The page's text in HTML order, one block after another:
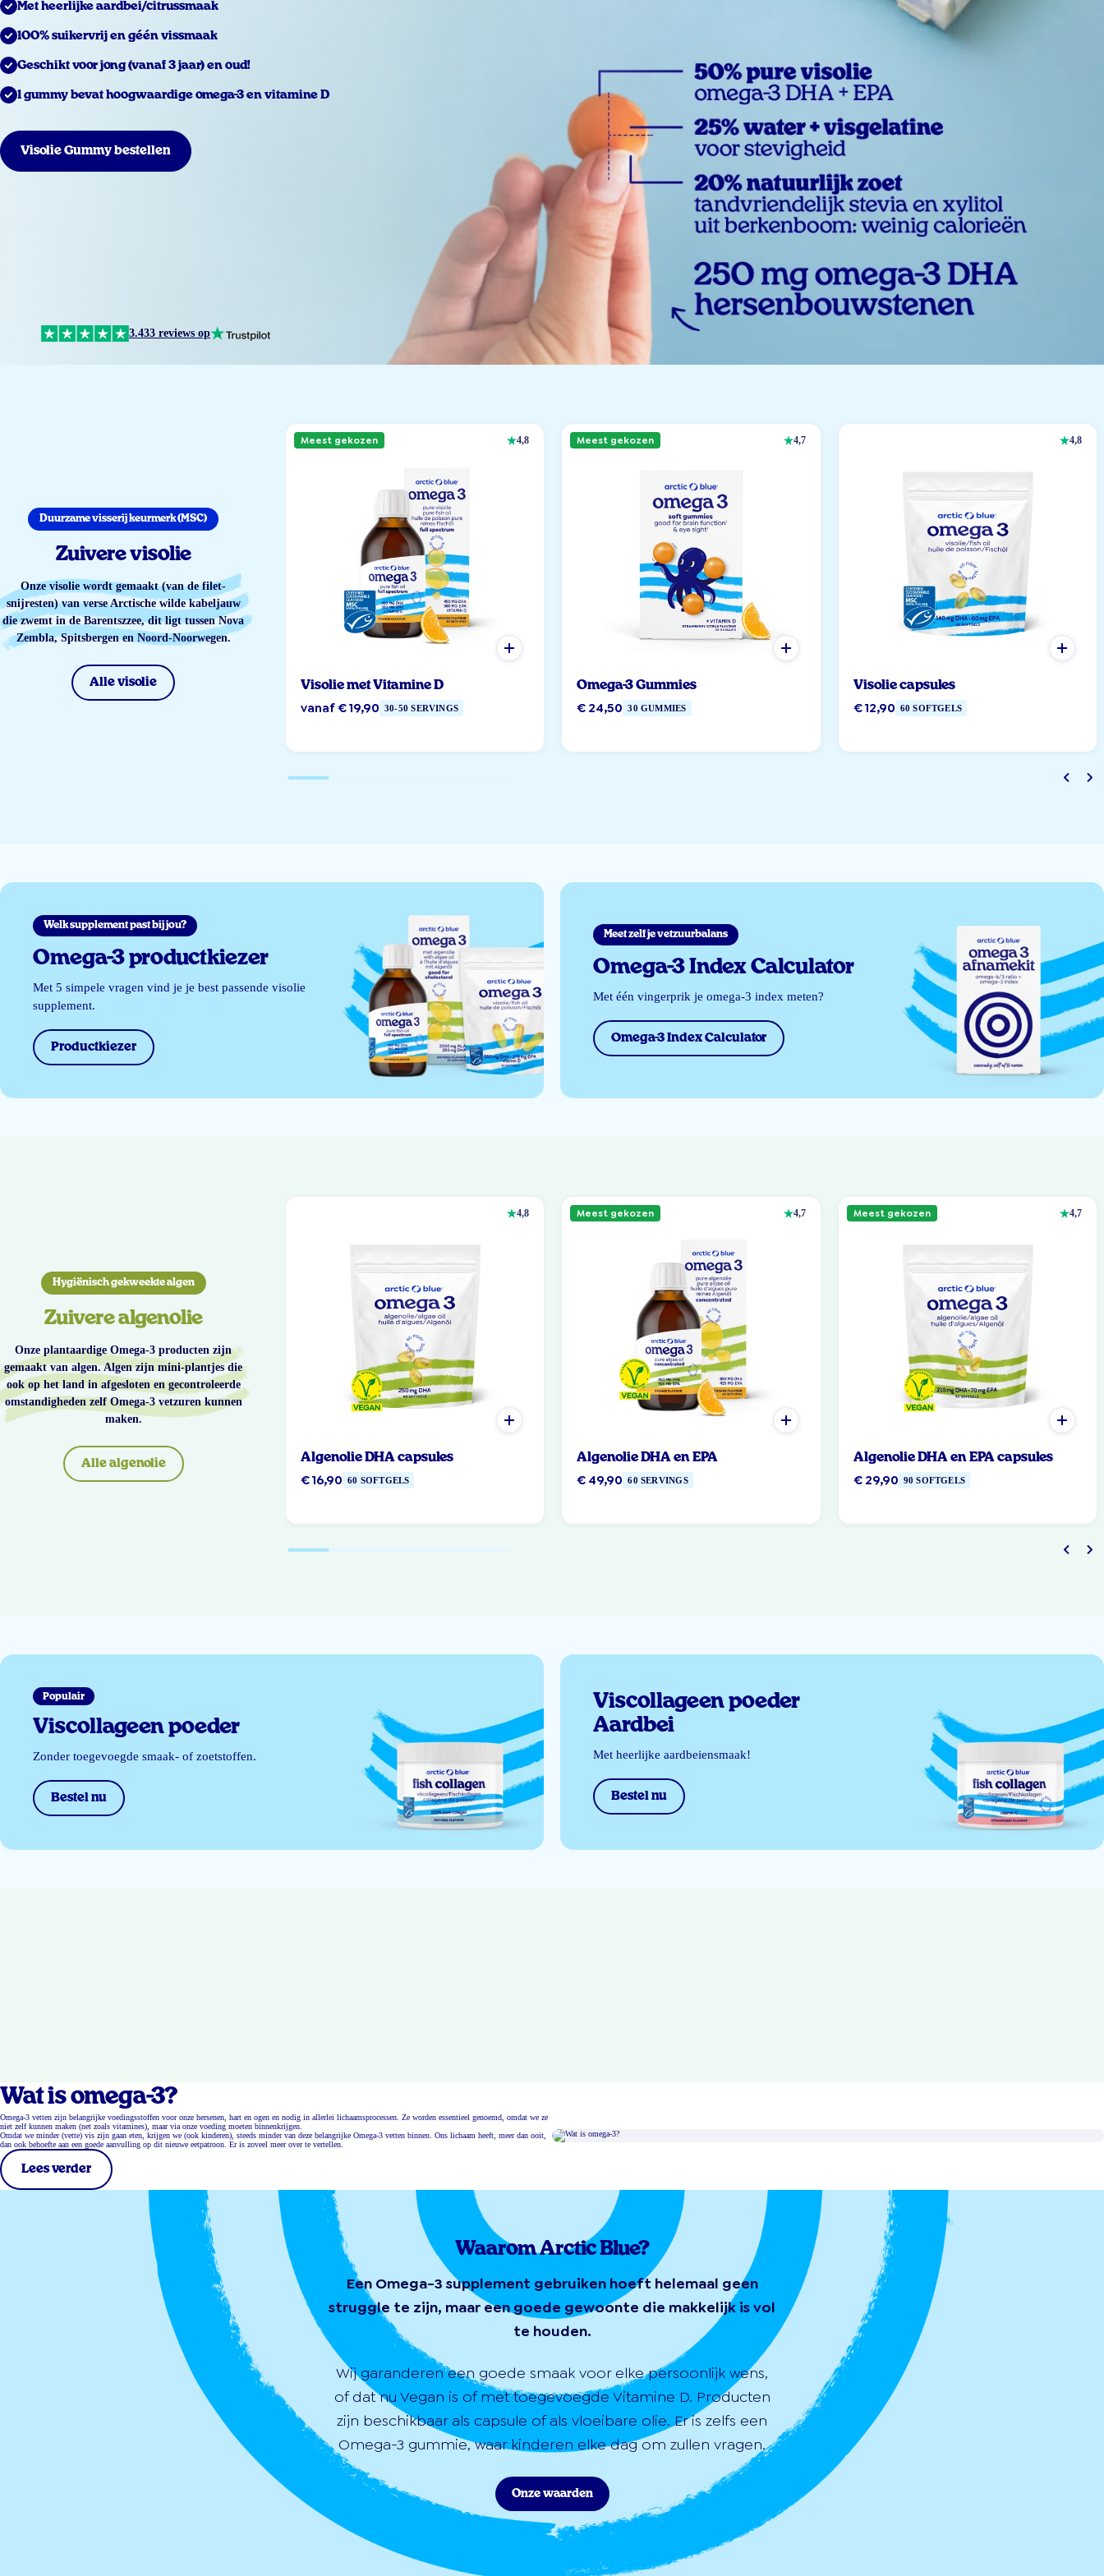
Met heerlijke aardbei/citrussmaak
100% suikervrij en géén vissmaak
Geschikt voor jong (vanaf 3 jaar) en oud!
1 gummy bevat hoogwaardige omega-3 en vitamine D
Visolie Gummy bestellen
3.433 reviews op
Duurzame visserij keurmerk (MSC)
Zuivere visolie
Onze visolie wordt gemaakt (van de filet-
snijresten) van verse Arctische wilde kabeljauw
die zwemt in de Barentszzee, dit ligt tussen Nova
Zembla, Spitsbergen en Noord-Noorwegen.
Alle visolie
Meest gekozen 4,8
Visolie met Vitamine D
vanaf € 19,90 30-50 SERVINGS
Meest gekozen 4,7
Omega-3 Gummies
€ 24,50 30 GUMMIES
4,8
Visolie capsules
€ 12,90 60 SOFTGELS
Welk supplement past bij jou?
Omega-3 productkiezer
Met 5 simpele vragen vind je je best passende visolie
supplement.
Productkiezer
Meet zelf je vetzuurbalans
Omega-3 Index Calculator
Met één vingerprik je omega-3 index meten?
Omega-3 Index Calculator
Hygiënisch gekweekte algen
Zuivere algenolie
Onze plantaardige Omega-3 producten zijn
gemaakt van algen. Algen zijn mini-plantjes die
ook op het land in afgesloten en gecontroleerde
omstandigheden zelf Omega-3 vetzuren kunnen
maken.
Alle algenolie
4,8
Algenolie DHA capsules
€ 16,90 60 SOFTGELS
Meest gekozen 4,7
Algenolie DHA en EPA
€ 49,90 60 SERVINGS
Meest gekozen 4,7
Algenolie DHA en EPA capsules
€ 29,90 90 SOFTGELS
Populair
Viscollageen poeder
Zonder toegevoegde smaak- of zoetstoffen.
Bestel nu
Viscollageen poeder
Aardbei
Met heerlijke aardbeiensmaak!
Bestel nu
Wat is omega-3?
Omega-3 vetten zijn belangrijke voedingsstoffen voor onze hersenen, hart en ogen en nodig in allerlei lichaamsprocessen. Ze worden essentieel genoemd, omdat we ze
niet zelf kunnen maken (net zoals vitamines), maar via onze voeding moeten binnenkrijgen.
Omdat we minder (vette) vis zijn gaan eten, krijgen we (ook kinderen), steeds minder van deze belangrijke Omega-3 vetten binnen. Ons lichaam heeft, meer dan ooit,
dan ook behoefte aan een goede aanvulling op dit nieuwe eetpatroon. Er is zoveel meer over te vertellen.
Lees verder
Waarom Arctic Blue?
Een Omega-3 supplement gebruiken hoeft helemaal geen
struggle te zijn, maar een goede gewoonte die makkelijk is vol
te houden.
Wij garanderen een goede smaak voor elke persoonlijk wens,
of dat nu Vegan is of met toegevoegde Vitamine D. Producten
zijn beschikbaar als capsule of als vloeibare olie. Er is zelfs een
Omega-3 gummie, waar kinderen elke dag om zullen vragen.
Onze waarden